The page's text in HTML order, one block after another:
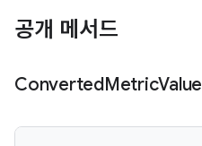
공개 메서드
ConvertedMetricValue